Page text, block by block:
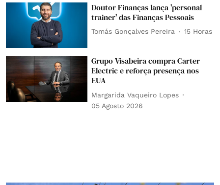
Doutor Finanças lança 'personal
trainer' das Finanças Pessoais
Tomás Gonçalves Pereira 15 Horas
Grupo Visabeira compra Carter
Electric e reforça presença nos
EUA
Margarida Vaqueiro Lopes
05 Agosto 2026